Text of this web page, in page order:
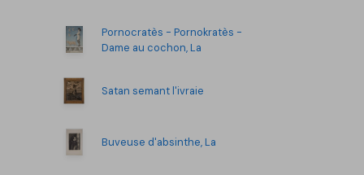
Pornocratès - Pornokratès -
Dame au cochon, La
Satan semant l'ivraie
Buveuse d'absinthe, La